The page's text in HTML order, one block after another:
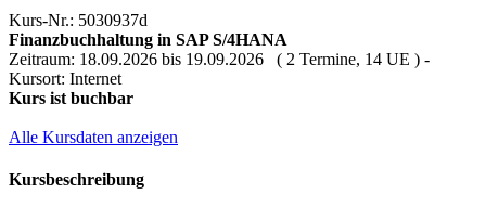
Kurs-Nr.: 5030937d
Finanzbuchhaltung in SAP S/4HANA
Zeitraum: 18.09.2026 bis 19.09.2026 ( 2 Termine, 14 UE ) -
Kursort: Internet
Kurs ist buchbar
Alle Kursdaten anzeigen
Kursbeschreibung